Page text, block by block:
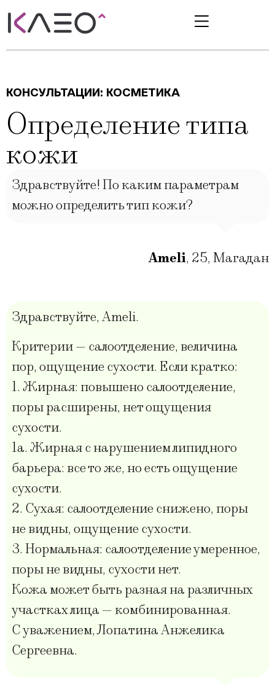
КОНСУЛЬТАЦИИ: КОСМЕТИКА
Определение типа
кожи
Здравствуйте! По каким параметрам
можно определить тип кожи?
Ameli, 25, Магадан
Здравствуйте, Ameli.
Критерии — салоотделение, величина
пор, ощущение сухости. Если кратко:
1. Жирная: повышено салоотделение,
поры расширены, нет ощущения
сухости.
1а. Жирная с нарушением липидного
барьера: все то же, но есть ощущение
сухости.
2. Сухая: салоотделение снижено, поры
не видны, ощущение сухости.
3. Нормальная: салоотделение умеренное,
поры не видны, сухости нет.
Кожа может быть разная на различных
участках лица — комбинированная.
С уважением, Лопатина Анжелика
Сергеевна.